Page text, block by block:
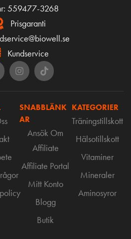
559477-3268
Prisgaranti
Kundservice
SNABBLÄNK
AR
Ansök Om
Affiliate
Affiliate Portal
Mitt Konto
Blogg
Butik
KATEGORIER
Träningstillskott
Hälsotillskott
Vitaminer
Mineraler
Aminosyror